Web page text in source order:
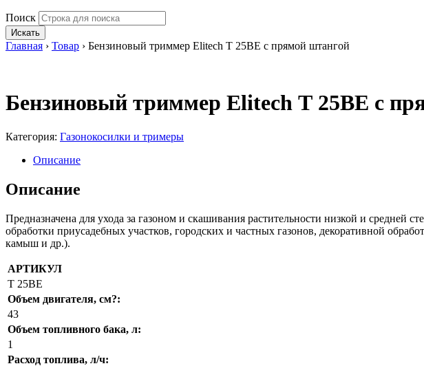
Поиск
Искать
Главная › Товар › Бензиновый триммер Elitech Т 25ВЕ с прямой штангой
Бензиновый триммер Elitech Т 25ВЕ с
Категория: Газонокосилки и тримеры
Описание
Описание
Предназначена для ухода за газоном и скашивания растительности низкой и средней
обработки приусадебных участков, городских и частных газонов, декоративной
камыш и др.).
АРТИКУЛ
Т 25ВЕ
Объем двигателя, см?:
43
Объем топливного бака, л:
1
Расход топлива, л/ч: